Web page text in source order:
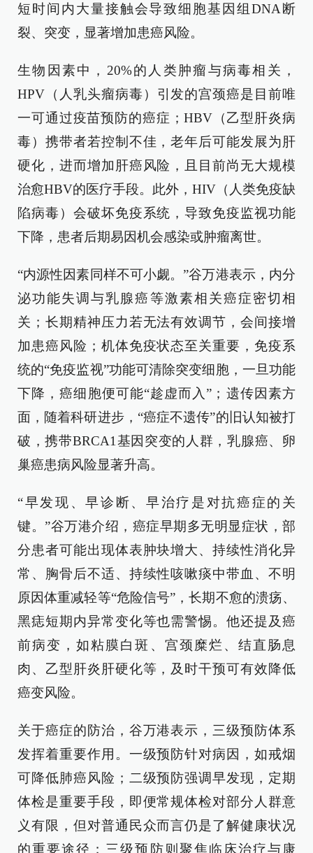
短时间内大量接触会导致细胞基因组DNA断
裂、突变，显著增加患癌风险。
生物因素中，20%的人类肿瘤与病毒相关，
HPV（人乳头瘤病毒）引发的宫颈癌是目前唯
一可通过疫苗预防的癌症；HBV（乙型肝炎病
毒）携带者若控制不佳，老年后可能发展为肝
硬化，进而增加肝癌风险，且目前尚无大规模
治愈HBV的医疗手段。此外，HIV（人类免疫缺
陷病毒）会破坏免疫系统，导致免疫监视功能
下降，患者后期易因机会感染或肿瘤离世。
“内源性因素同样不可小觑。”谷万港表示，内分
泌功能失调与乳腺癌等激素相关癌症密切相
关；长期精神压力若无法有效调节，会间接增
加患癌风险；机体免疫状态至关重要，免疫系
统的“免疫监视”功能可清除突变细胞，一旦功能
下降，癌细胞便可能“趁虚而入”；遗传因素方
面，随着科研进步，“癌症不遗传”的旧认知被打
破，携带BRCA1基因突变的人群，乳腺癌、卵
巢癌患病风险显著升高。
“早发现、早诊断、早治疗是对抗癌症的关
键。”谷万港介绍，癌症早期多无明显症状，部
分患者可能出现体表肿块增大、持续性消化异
常、胸骨后不适、持续性咳嗽痰中带血、不明
原因体重减轻等“危险信号”，长期不愈的溃疡、
黑痣短期内异常变化等也需警惕。他还提及癌
前病变，如粘膜白斑、宫颈糜烂、结直肠息
肉、乙型肝炎肝硬化等，及时干预可有效降低
癌变风险。
关于癌症的防治，谷万港表示，三级预防体系
发挥着重要作用。一级预防针对病因，如戒烟
可降低肺癌风险；二级预防强调早发现，定期
体检是重要手段，即便常规体检对部分人群意
义有限，但对普通民众而言仍是了解健康状况
的重要途径；三级预防则聚焦临床治疗与康